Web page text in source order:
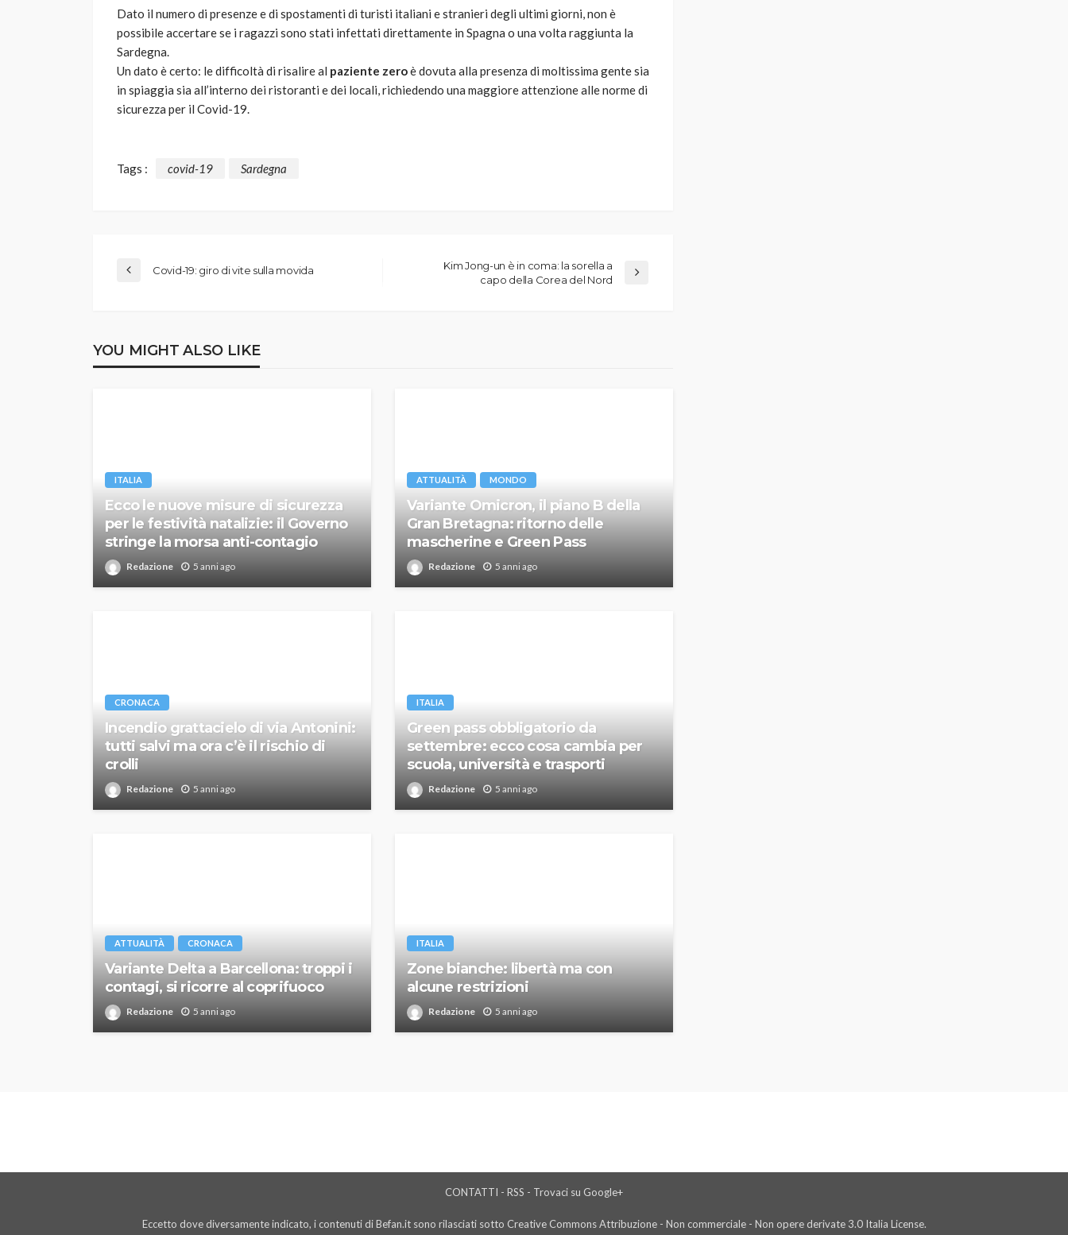
Dato il numero di presenze e di spostamenti di turisti italiani e stranieri degli ultimi giorni, non è
possibile accertare se i ragazzi sono stati infettati direttamente in Spagna o una volta raggiunta la
Sardegna.
Un dato è certo: le difficoltà di risalire al paziente zeroè dovuta alla presenza di moltissima gente sia
in spiaggia sia all’interno dei ristoranti e dei locali, richiedendo una maggiore attenzione alle norme di
sicurezza per il Covid-19.
Tags : covid-19 Sardegna
Covid-19: giro di vite sulla movida
Kim Jong-un è in coma: la sorella a
capo della Corea del Nord
YOU MIGHT ALSO LIKE
ITALIA
Ecco le nuove misure di sicurezza
per le festività natalizie: il Governo
stringe la morsa anti-contagio
Redazione 5 anni ago
ATTUALITÀ MONDO
Variante Omicron, il piano B della
Gran Bretagna: ritorno delle
mascherine e Green Pass
Redazione 5 anni ago
CRONACA
Incendio grattacielo di via Antonini:
tutti salvi ma ora c’è il rischio di
crolli
Redazione 5 anni ago
ITALIA
Green pass obbligatorio da
settembre: ecco cosa cambia per
scuola, università e trasporti
Redazione 5 anni ago
ATTUALITÀ CRONACA
Variante Delta a Barcellona: troppi i
contagi, si ricorre al coprifuoco
Redazione 5 anni ago
ITALIA
Zone bianche: libertà ma con
alcune restrizioni
Redazione 5 anni ago
CONTATTI - RSS - Trovaci su Google+
Eccetto dove diversamente indicato, i contenuti di Befan.it sono rilasciati sotto Creative Commons Attribuzione - Non commerciale - Non opere derivate 3.0 Italia License.